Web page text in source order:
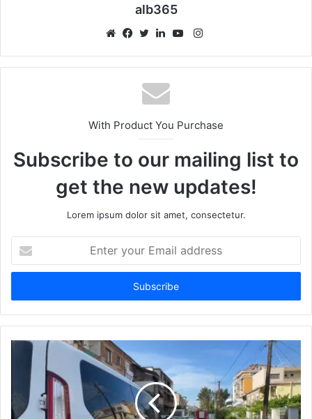
alb365
Instagram
With Product You Purchase
Subscribe to our mailing list to
get the new updates!
Lorem ipsum dolor sit amet, consectetur.
your
Email